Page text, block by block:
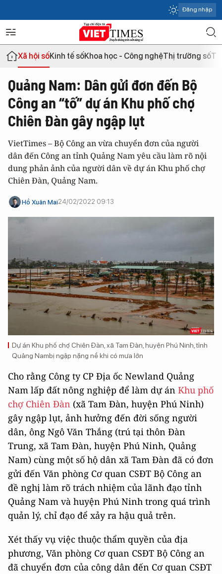
Đăng nhập
Xã hội sốKinh tế sốKhoa học - Công nghệThị trường số
Quảng Nam: Dân gửi đơn đến Bộ
Công an “tố” dự án Khu phố chợ
Chiên Đàn gây ngập lụt
VietTimes – Bộ Công an vừa chuyển đơn của người
dân đến Công an tỉnh Quảng Nam yêu cầu làm rõ nội
dung phản ảnh của người dân về dự án Khu phố chợ
Chiên Đàn, Quảng Nam.
Hồ Xuân Mai24/02/2022 09:13
Dự án Khu phố chợ Chiên Đàn, xã Tam Đàn, huyện Phú Ninh, tỉnh
Quảng Nambị ngập nặng nề khi có mưa lớn
Cho rằng Công ty CP Địa ốc Newland Quảng
Nam lấp đất nông nghiệp để làm dự án Khu phố
chợ Chiên Đàn (xã Tam Đàn, huyện Phú Ninh)
gây ngập lụt, ảnh hưởng đến đời sống người
dân, ông Ngô Văn Thắng (trú tại thôn Đàn
Trung, xã Tam Đàn, huyện Phú Ninh, Quảng
Nam) cùng một số hộ dân xã Tam Đàn đã có đơn
gửi đến Văn phòng Cơ quan CSĐT Bộ Công an
đề nghị làm rõ trách nhiệm của lãnh đạo tỉnh
Quảng Nam và huyện Phú Ninh trong quá trình
quản lý, chỉ đạo để xảy ra hậu quả trên.
Xét thấy vụ việc thuộc thẩm quyền của địa
phương, Văn phòng Cơ quan CSĐT Bộ Công an
đã chuyển đơn của công dân đến Cơ quan CSĐT